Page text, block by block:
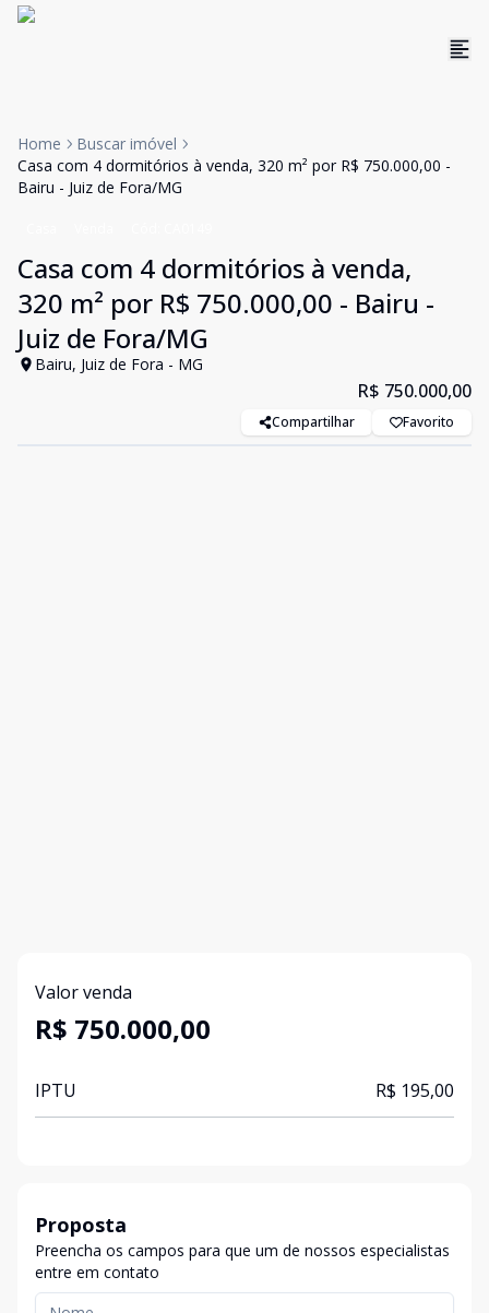
Home
Buscar imóvel
Casa com 4 dormitórios à venda, 320 m² por R$ 750.000,00 -
Bairu - Juiz de Fora/MG
Casa com 4 dormitórios à venda,
320 m² por R$ 750.000,00 - Bairu -
Juiz de Fora/MG
Bairu, Juiz de Fora - MG
R$ 750.000,00
Compartilhar Favorito
Valor venda
R$ 750.000,00
IPTU R$ 195,00
Proposta
Preencha os campos para que um de nossos especialistas
entre em contato